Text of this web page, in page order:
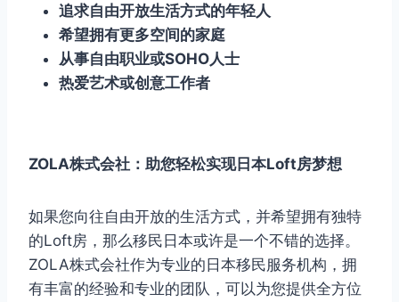
追求自由开放生活方式的年轻人
希望拥有更多空间的家庭
从事自由职业或SOHO人士
热爱艺术或创意工作者
ZOLA株式会社：助您轻松实现日本Loft房梦想
如果您向往自由开放的生活方式，并希望拥有独特
的Loft房，那么移民日本或许是一个不错的选择。
ZOLA株式会社作为专业的日本移民服务机构，拥
有丰富的经验和专业的团队，可以为您提供全方位